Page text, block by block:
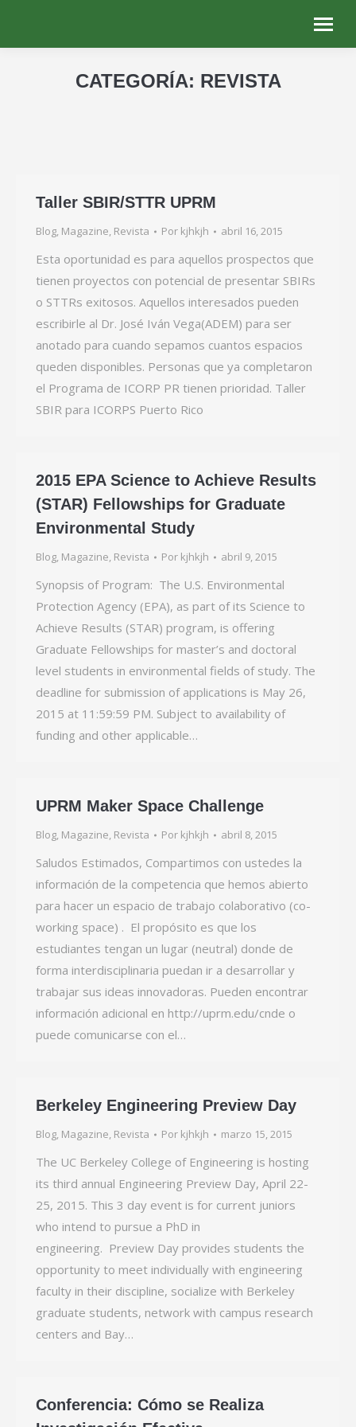
CATEGORÍA: REVISTA
Taller SBIR/STTR UPRM
Blog, Magazine, Revista Por kjhkjh abril 16, 2015
Esta oportunidad es para aquellos prospectos que
tienen proyectos con potencial de presentar SBIRs
o STTRs exitosos. Aquellos interesados pueden
escribirle al Dr. José Iván Vega(ADEM) para ser
anotado para cuando sepamos cuantos espacios
queden disponibles. Personas que ya completaron
el Programa de ICORP PR tienen prioridad. Taller
SBIR para ICORPS Puerto Rico
2015 EPA Science to Achieve Results
(STAR) Fellowships for Graduate
Environmental Study
Blog, Magazine, Revista Por kjhkjh abril 9, 2015
Synopsis of Program: The U.S. Environmental
Protection Agency (EPA), as part of its Science to
Achieve Results (STAR) program, is offering
Graduate Fellowships for master’s and doctoral
level students in environmental fields of study. The
deadline for submission of applications is May 26,
2015 at 11:59:59 PM. Subject to availability of
funding and other applicable…
UPRM Maker Space Challenge
Blog, Magazine, Revista Por kjhkjh abril 8, 2015
Saludos Estimados, Compartimos con ustedes la
información de la competencia que hemos abierto
para hacer un espacio de trabajo colaborativo (co-
working space) . El propósito es que los
estudiantes tengan un lugar (neutral) donde de
forma interdisciplinaria puedan ir a desarrollar y
trabajar sus ideas innovadoras. Pueden encontrar
información adicional en http://uprm.edu/cnde o
puede comunicarse con el…
Berkeley Engineering Preview Day
Blog, Magazine, Revista Por kjhkjh marzo 15, 2015
The UC Berkeley College of Engineering is hosting
its third annual Engineering Preview Day, April 22-
25, 2015. This 3 day event is for current juniors
who intend to pursue a PhD in
engineering. Preview Day provides students the
opportunity to meet individually with engineering
faculty in their discipline, socialize with Berkeley
graduate students, network with campus research
centers and Bay…
Conferencia: Cómo se Realiza